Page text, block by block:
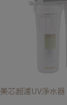
美芯超濾UV淨水器